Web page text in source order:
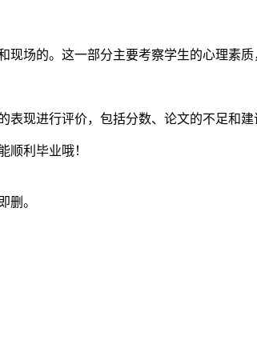
场的。这一部分主要考察学生的心理素质
现进行评价，包括分数、论文的不足和建
顺利毕业哦！
删。